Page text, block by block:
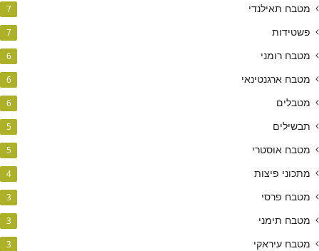
מטבח תאילנדי 7
פשטידות 7
מטבח רומני 6
מטבח ארגנטינאי 6
מטבלים 6
תבשילים 5
מטבח אוסטרי 5
מתכוני פיצות 4
מטבח פרסי 3
מטבח תימני 3
מטבח עיראקי 3